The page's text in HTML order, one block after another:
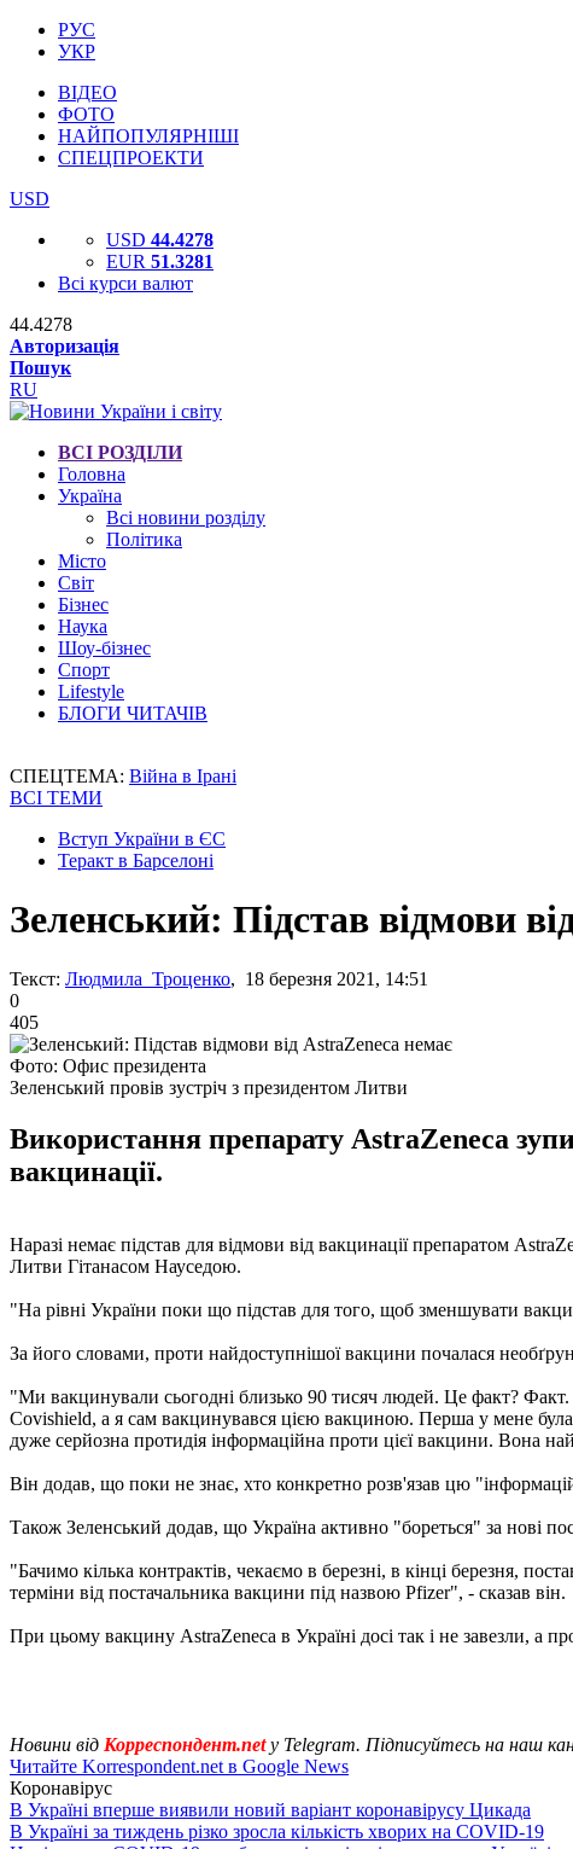
РУС
УКР
ВІДЕО
ФОТО
НАЙПОПУЛЯРНІШІ
СПЕЦПРОЕКТИ
USD
USD 44.4278
EUR 51.3281
Всі курси валют
44.4278
Авторизація
Пошук
RU
ВСІ РОЗДІЛИ
Головна
Україна
Всі новини розділу
Політика
Місто
Світ
Бізнес
Наука
Шоу-бізнес
Спорт
Lifestyle
БЛОГИ ЧИТАЧІВ
СПЕЦТЕМА: Війна в Ірані
ВСІ ТЕМИ
Вступ України в ЄС
Теракт в Барселоні
Зеленський: Підстав відмови
Текст: Людмила Троценко, 18 березня 2021, 14:51
0
405
Фото: Офис президента
Зеленський провів зустріч з президентом Литви
Використання препарату AstraZeneca
вакцинації.
Наразі немає підстав для відмови від вакцинації препаратом
Литви Гітанасом Науседою.
"На рівні України поки що підстав для того, щоб зменшувати
За його словами, проти найдоступнішої вакцини почалася
"Ми вакцинували сьогодні близько 90 тисяч людей. Це факт?
Covishield, а я сам вакцинувався цією вакциною. Перша у мене
дуже серйозна протидія інформаційна проти цієї вакцини. Вона
Він додав, що поки не знає, хто конкретно розв'язав цю
Також Зеленський додав, що Україна активно "бореться" за нові
"Бачимо кілька контрактів, чекаємо в березні, в кінці березня,
терміни від постачальника вакцини під назвою Pfizer", - сказав він.
При цьому вакцину AstraZeneca в Україні досі так і не завезли, а
Новини від Корреспондент.netу Telegram. Підписуйтесь на наш
Читайте Korrespondent.net в Google News
Коронавірус
В Україні вперше виявили новий варіант коронавірусу Цикада
В Україні за тиждень різко зросла кількість хворих на COVID-19